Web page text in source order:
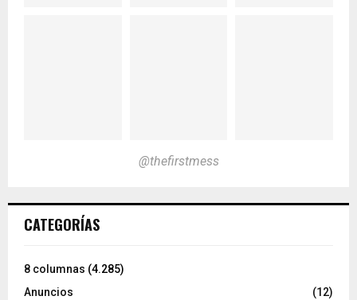
@thefirstmess
CATEGORÍAS
8 columnas (4.285)
Anuncios
(12)